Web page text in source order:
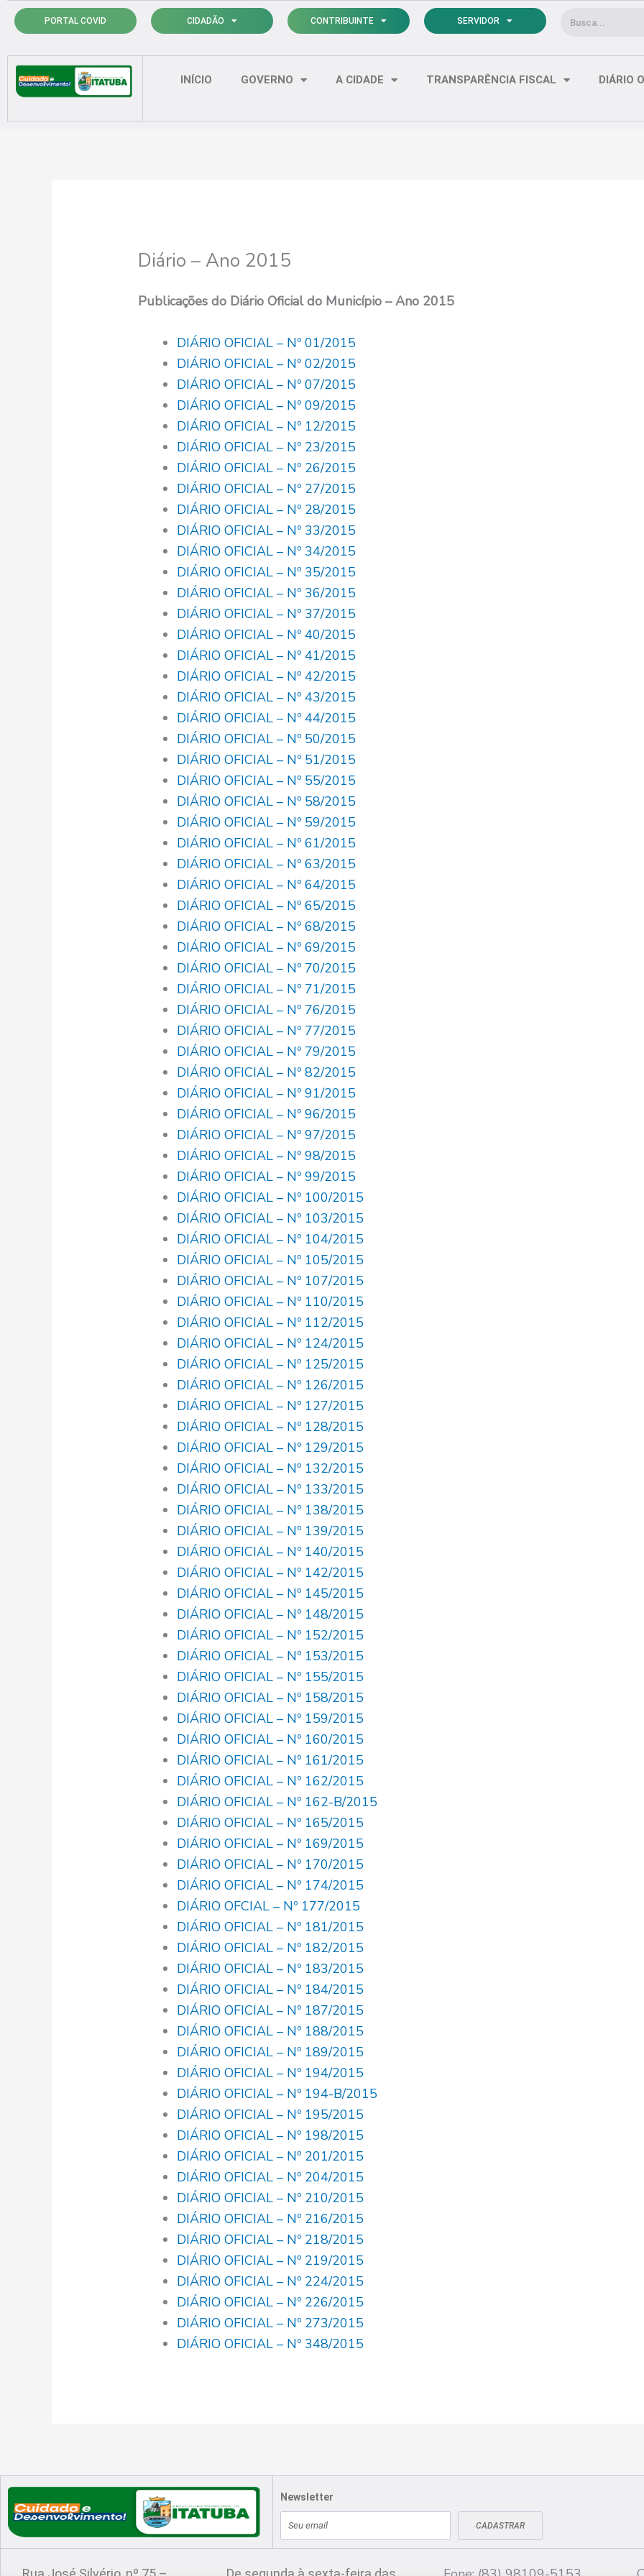
para
conteúdo
PORTAL COVID CIDADÃO CONTRIBUINTE SERVIDOR Pesquisar
INÍCIO GOVERNO A CIDADE TRANSPARÊNCIA FISCAL DIÁRIO
Diário – Ano 2015
Publicações do Diário Oficial do Município – Ano 2015
DIÁRIO OFICIAL – Nº 01/2015
DIÁRIO OFICIAL – Nº 02/2015
DIÁRIO OFICIAL – Nº 07/2015
DIÁRIO OFICIAL – Nº 09/2015
DIÁRIO OFICIAL – Nº 12/2015
DIÁRIO OFICIAL – Nº 23/2015
DIÁRIO OFICIAL – Nº 26/2015
DIÁRIO OFICIAL – Nº 27/2015
DIÁRIO OFICIAL – Nº 28/2015
DIÁRIO OFICIAL – Nº 33/2015
DIÁRIO OFICIAL – Nº 34/2015
DIÁRIO OFICIAL – Nº 35/2015
DIÁRIO OFICIAL – Nº 36/2015
DIÁRIO OFICIAL – Nº 37/2015
DIÁRIO OFICIAL – Nº 40/2015
DIÁRIO OFICIAL – Nº 41/2015
DIÁRIO OFICIAL – Nº 42/2015
DIÁRIO OFICIAL – Nº 43/2015
DIÁRIO OFICIAL – Nº 44/2015
DIÁRIO OFICIAL – Nº 50/2015
DIÁRIO OFICIAL – Nº 51/2015
DIÁRIO OFICIAL – Nº 55/2015
DIÁRIO OFICIAL – Nº 58/2015
DIÁRIO OFICIAL – Nº 59/2015
DIÁRIO OFICIAL – Nº 61/2015
DIÁRIO OFICIAL – Nº 63/2015
DIÁRIO OFICIAL – Nº 64/2015
DIÁRIO OFICIAL – Nº 65/2015
DIÁRIO OFICIAL – Nº 68/2015
DIÁRIO OFICIAL – Nº 69/2015
DIÁRIO OFICIAL – Nº 70/2015
DIÁRIO OFICIAL – Nº 71/2015
DIÁRIO OFICIAL – Nº 76/2015
DIÁRIO OFICIAL – Nº 77/2015
DIÁRIO OFICIAL – Nº 79/2015
DIÁRIO OFICIAL – Nº 82/2015
DIÁRIO OFICIAL – Nº 91/2015
DIÁRIO OFICIAL – Nº 96/2015
DIÁRIO OFICIAL – Nº 97/2015
DIÁRIO OFICIAL – Nº 98/2015
DIÁRIO OFICIAL – Nº 99/2015
DIÁRIO OFICIAL – Nº 100/2015
DIÁRIO OFICIAL – Nº 103/2015
DIÁRIO OFICIAL – Nº 104/2015
DIÁRIO OFICIAL – Nº 105/2015
DIÁRIO OFICIAL – Nº 107/2015
DIÁRIO OFICIAL – Nº 110/2015
DIÁRIO OFICIAL – Nº 112/2015
DIÁRIO OFICIAL – Nº 124/2015
DIÁRIO OFICIAL – Nº 125/2015
DIÁRIO OFICIAL – Nº 126/2015
DIÁRIO OFICIAL – Nº 127/2015
DIÁRIO OFICIAL – Nº 128/2015
DIÁRIO OFICIAL – Nº 129/2015
DIÁRIO OFICIAL – Nº 132/2015
DIÁRIO OFICIAL – Nº 133/2015
DIÁRIO OFICIAL – Nº 138/2015
DIÁRIO OFICIAL – Nº 139/2015
DIÁRIO OFICIAL – Nº 140/2015
DIÁRIO OFICIAL – Nº 142/2015
DIÁRIO OFICIAL – Nº 145/2015
DIÁRIO OFICIAL – Nº 148/2015
DIÁRIO OFICIAL – Nº 152/2015
DIÁRIO OFICIAL – Nº 153/2015
DIÁRIO OFICIAL – Nº 155/2015
DIÁRIO OFICIAL – Nº 158/2015
DIÁRIO OFICIAL – Nº 159/2015
DIÁRIO OFICIAL – Nº 160/2015
DIÁRIO OFICIAL – Nº 161/2015
DIÁRIO OFICIAL – Nº 162/2015
DIÁRIO OFICIAL – Nº 162-B/2015
DIÁRIO OFICIAL – Nº 165/2015
DIÁRIO OFICIAL – Nº 169/2015
DIÁRIO OFICIAL – Nº 170/2015
DIÁRIO OFICIAL – Nº 174/2015
DIÁRIO OFCIAL – Nº 177/2015
DIÁRIO OFICIAL – Nº 181/2015
DIÁRIO OFICIAL – Nº 182/2015
DIÁRIO OFICIAL – Nº 183/2015
DIÁRIO OFICIAL – Nº 184/2015
DIÁRIO OFICIAL – Nº 187/2015
DIÁRIO OFICIAL – Nº 188/2015
DIÁRIO OFICIAL – Nº 189/2015
DIÁRIO OFICIAL – Nº 194/2015
DIÁRIO OFICIAL – Nº 194-B/2015
DIÁRIO OFICIAL – Nº 195/2015
DIÁRIO OFICIAL – Nº 198/2015
DIÁRIO OFICIAL – Nº 201/2015
DIÁRIO OFICIAL – Nº 204/2015
DIÁRIO OFICIAL – Nº 210/2015
DIÁRIO OFICIAL – Nº 216/2015
DIÁRIO OFICIAL – Nº 218/2015
DIÁRIO OFICIAL – Nº 219/2015
DIÁRIO OFICIAL – Nº 224/2015
DIÁRIO OFICIAL – Nº 226/2015
DIÁRIO OFICIAL – Nº 273/2015
DIÁRIO OFICIAL – Nº 348/2015
Newsletter
mail
CADASTRAR
Localização Atendimento Fale conosco